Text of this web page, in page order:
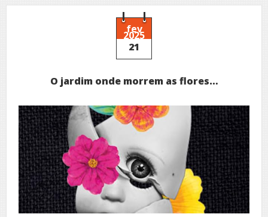
da
mulher
fev
2025
21
O jardim onde morrem as flores…